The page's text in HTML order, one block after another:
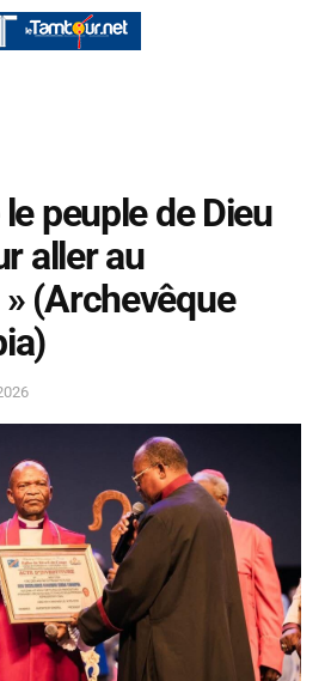
le peuple de Dieu
aller au
(Archevêque